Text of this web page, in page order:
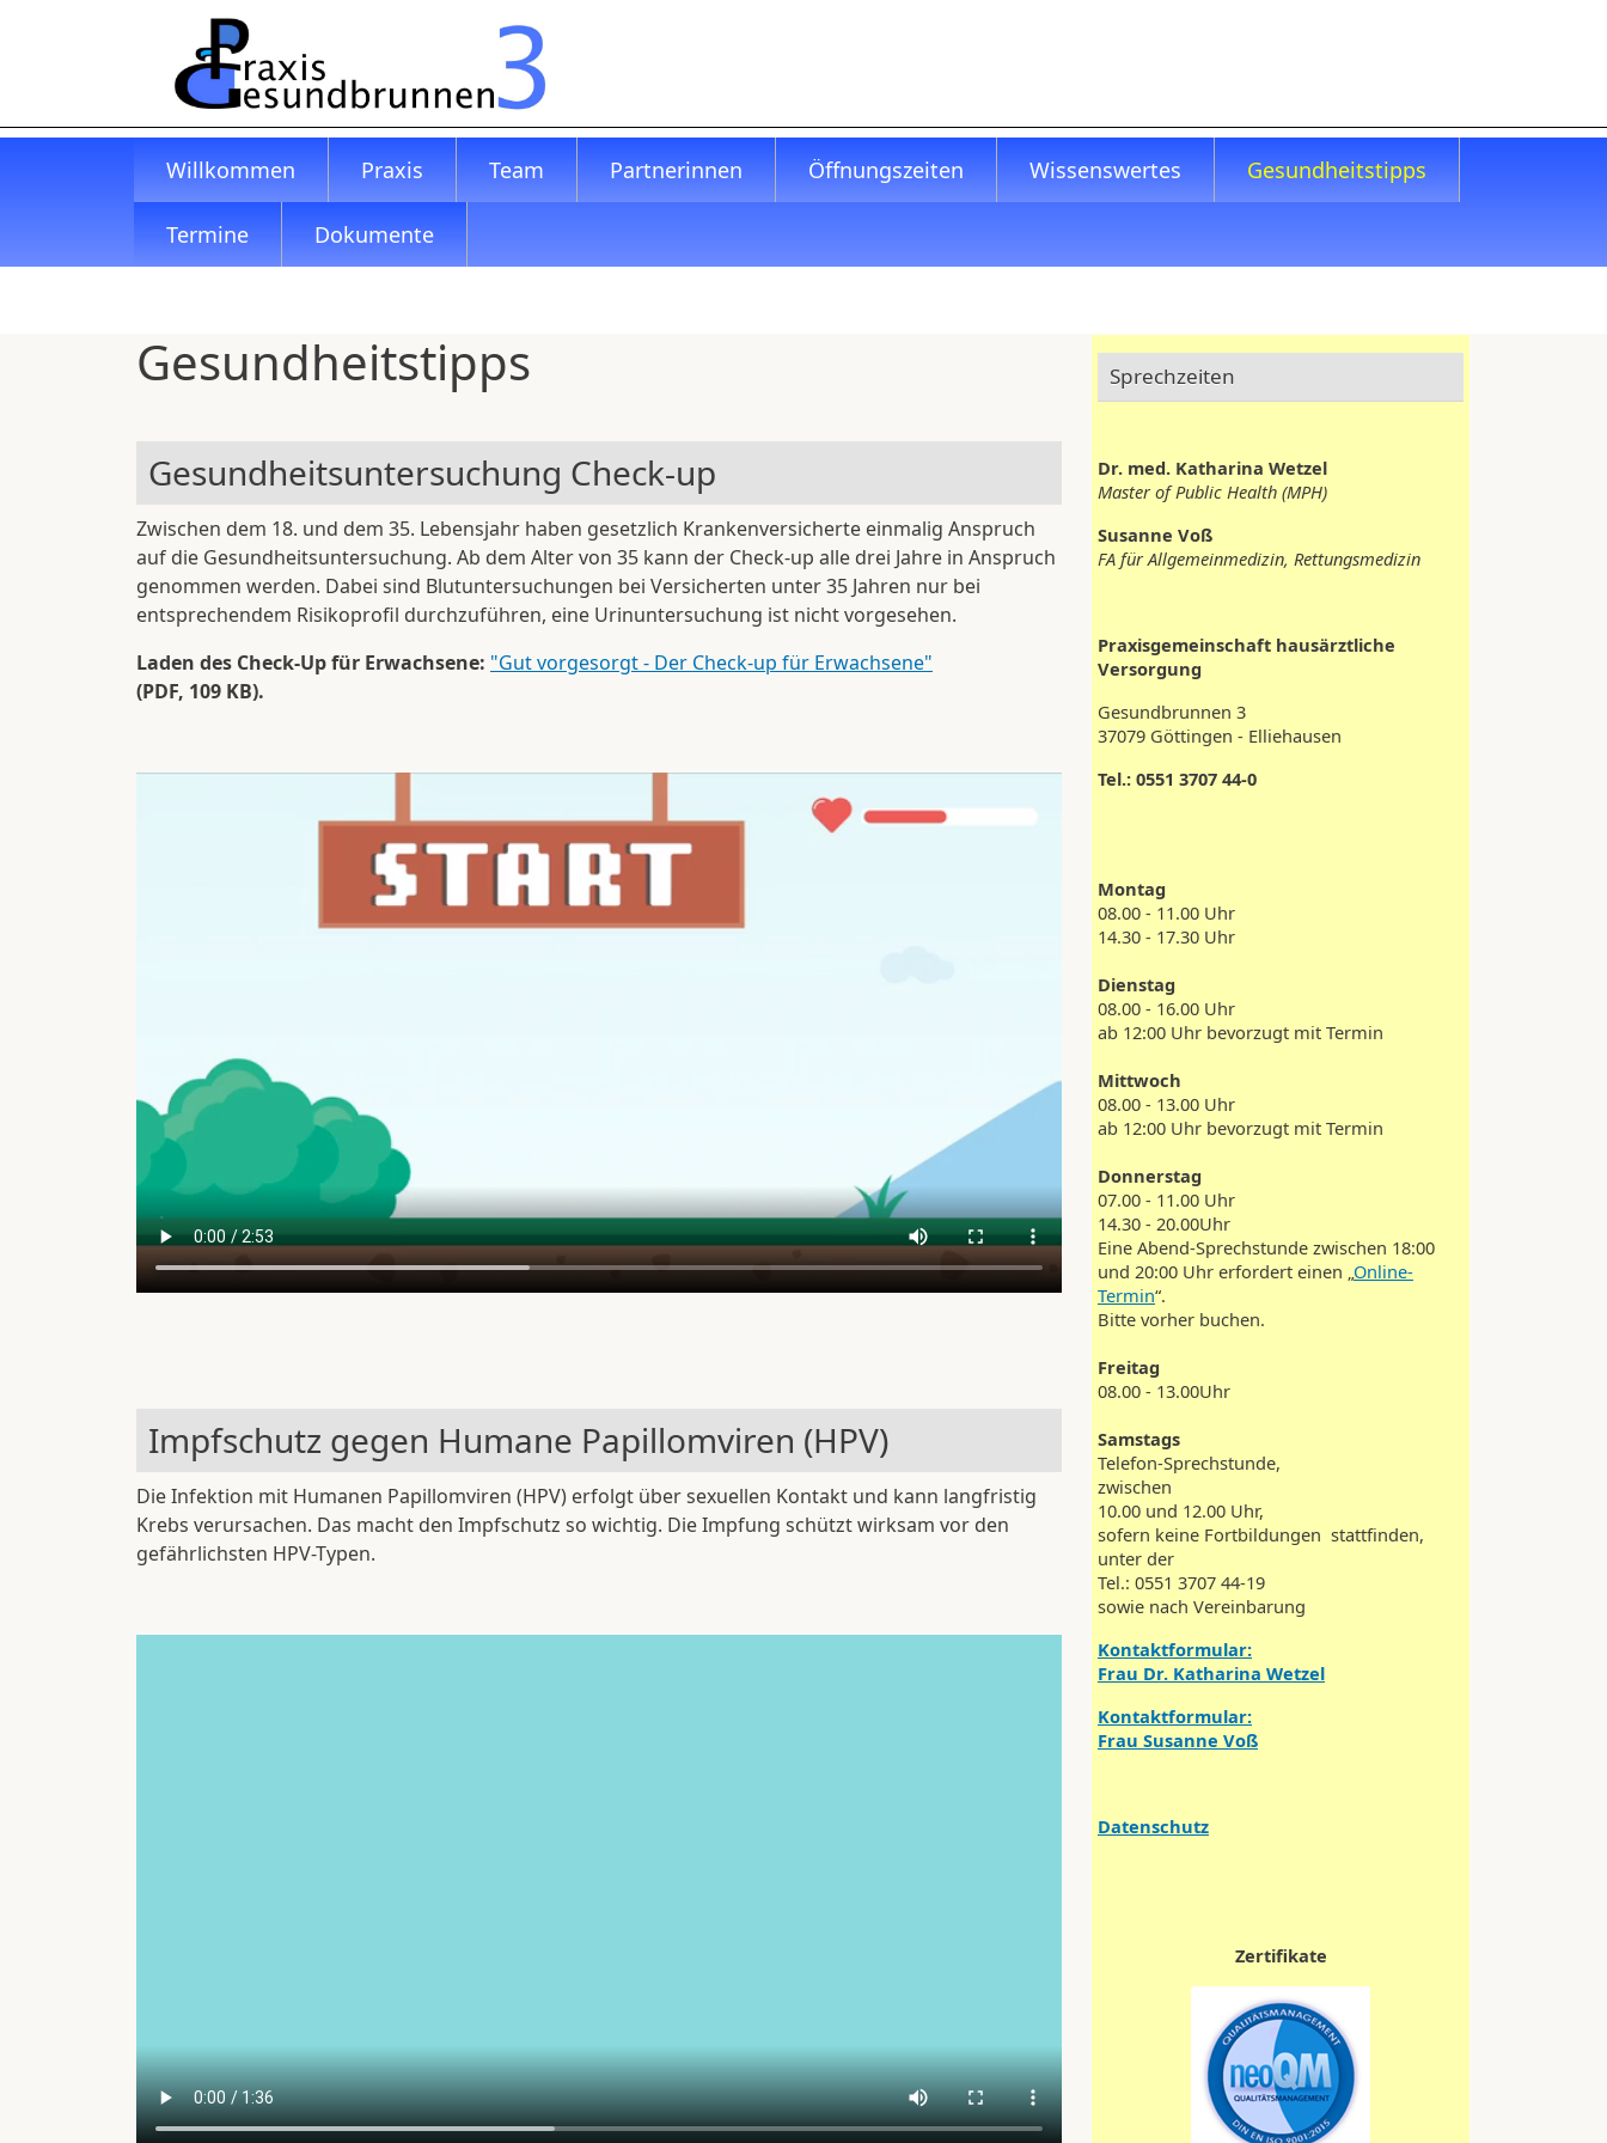
Willkommen Praxis Team Partnerinnen Öffnungszeiten Wissenswertes Gesundheitstipps
Termine Dokumente
Gesundheitstipps
Gesundheitsuntersuchung Check-up
Zwischen dem 18. und dem 35. Lebensjahr haben gesetzlich Krankenversicherte einmalig Anspruch
auf die Gesundheitsuntersuchung. Ab dem Alter von 35 kann der Check-up alle drei Jahre in Anspruch
genommen werden. Dabei sind Blutuntersuchungen bei Versicherten unter 35 Jahren nur bei
entsprechendem Risikoprofil durchzuführen, eine Urinuntersuchung ist nicht vorgesehen.
Laden des Check-Up für Erwachsene: "Gut vorgesorgt - Der Check-up für Erwachsene"
(PDF, 109 KB).
Impfschutz gegen Humane Papillomviren (HPV)
Die Infektion mit Humanen Papillomviren (HPV) erfolgt über sexuellen Kontakt und kann langfristig
Krebs verursachen. Das macht den Impfschutz so wichtig. Die Impfung schützt wirksam vor den
gefährlichsten HPV-Typen.
Sprechzeiten
Dr. med. Katharina Wetzel
Master of Public Health (MPH)
Susanne Voß
FA für Allgemeinmedizin, Rettungsmedizin
Praxisgemeinschaft hausärztliche
Versorgung
Gesundbrunnen 3
37079 Göttingen - Elliehausen
Tel.: 0551 3707 44-0
Montag
08.00 - 11.00 Uhr
14.30 - 17.30 Uhr
Dienstag
08.00 - 16.00 Uhr
ab 12:00 Uhr bevorzugt mit Termin
Mittwoch
08.00 - 13.00 Uhr
ab 12:00 Uhr bevorzugt mit Termin
Donnerstag
07.00 - 11.00 Uhr
14.30 - 20.00Uhr
Eine Abend-Sprechstunde zwischen 18:00
und 20:00 Uhr erfordert einen „ Online-
Termin“.
Bitte vorher buchen.
Freitag
08.00 - 13.00Uhr
Samstags
Telefon-Sprechstunde,
zwischen
10.00 und 12.00 Uhr,
sofern keine Fortbildungen stattfinden,
unter der
Tel.: 0551 3707 44-19
sowie nach Vereinbarung
Kontaktformular:
Frau Dr. Katharina Wetzel
Kontaktformular:
Frau Susanne Voß
Datenschutz
Zertifikate